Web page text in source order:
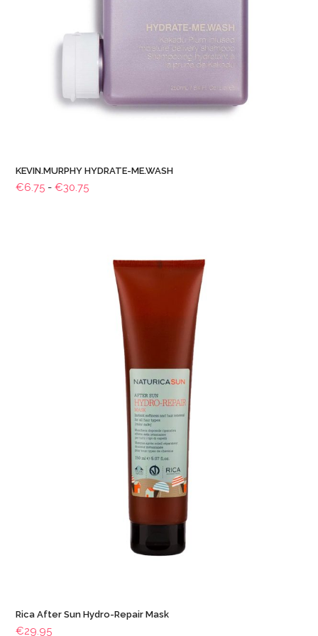
KEVIN.MURPHY HYDRATE-ME.WASH
€6.75 - €30.75Prijsklasse:
Rica After Sun Hydro-Repair Mask
€29.95